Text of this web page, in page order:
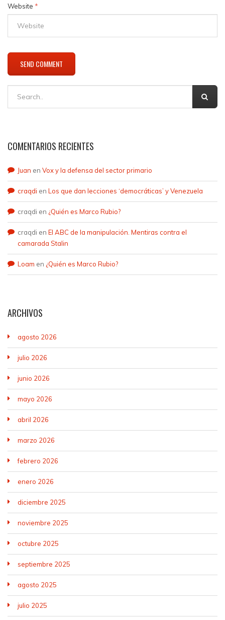
Website *
COMENTARIOS RECIENTES
Juan en Vox y la defensa del sector primario
craqdi en Los que dan lecciones ‘democráticas’ y Venezuela
craqdi en ¿Quién es Marco Rubio?
craqdi en El ABC de la manipulación. Mentiras contra el
camarada Stalin
Loam en ¿Quién es Marco Rubio?
ARCHIVOS
agosto 2026
julio 2026
junio 2026
mayo 2026
abril 2026
marzo 2026
febrero 2026
enero 2026
diciembre 2025
noviembre 2025
octubre 2025
septiembre 2025
agosto 2025
julio 2025